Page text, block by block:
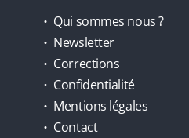
Qui sommes nous ?
Newsletter
Corrections
Confidentialité
Mentions légales
Contact